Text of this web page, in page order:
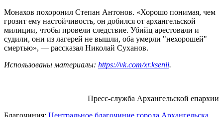
Монахов похоронил Степан Антонов. «Хорошо понимая, чем
грозит ему настойчивость, он добился от архангельской
милиции, чтобы провели следствие. Убийц арестовали и
судили, они из лагерей не вышли, оба умерли "нехорошей"
смертью», — рассказал Николай Суханов.
Использованы материалы: https://vk.com/xr.ksenii.
Пресс-служба Архангельской епархии
Благочиния: Центральное благочиние города Архангельска